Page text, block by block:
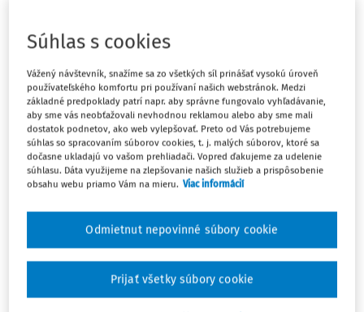
poľnohospodárstve, lesníctve v súlade s osobitným
predpisom
alebo na získanie energie z tohto
materiálu procesmi alebo spôsobmi, ktoré
nepoškodzujú životné prostredie ani neohrozujú
zdravie ľudí,
b) nakladanie s látkami znečisťujúcimi ovzdušie,2)
c) nakladanie, zachytávanie, prepravu a trvalé
3)
e) nakladanie s rádioaktívnymi odpadmi,5)
f) nakladanie s vyradenými výbušninami a zvyškami z
Súhlas s cookies
Vážený návštevník, snažíme sa zo všetkých síl prinášať vysokú úroveň
používateľského komfortu pri používaní našich webstránok. Medzi
základné predpoklady patrí napr. aby správne fungovalo vyhľadávanie,
aby sme vás neobťažovali nevhodnou reklamou alebo aby sme mali
dostatok podnetov, ako web vylepšovať. Preto od Vás potrebujeme
súhlas so spracovaním súborov cookies, t. j. malých súborov, ktoré sa
dočasne ukladajú vo vašom prehliadači. Vopred ďakujeme za udelenie
súhlasu. Dáta využijeme na zlepšovanie našich služieb a prispôsobenie
obsahu webu priamo Vám na mieru. Viac informácií
Odmietnut nepovinné súbory cookie
Prijať všetky súbory cookie